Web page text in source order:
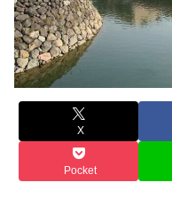
X
Pocket